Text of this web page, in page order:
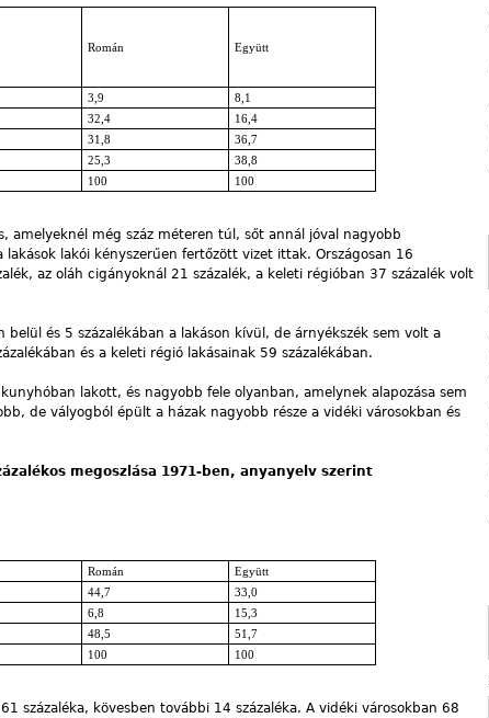
Román Együtt
3,9
8,1
32,4
16,4
31,8
36,7
25,3
38,8
100 100
amelyeknél még száz méteren túl, sőt annál jóval nagyobb
lakói kényszerűen fertőzött vizet ittak. Országosan 16
az oláh cigányoknál 21 százalék, a keleti régióban 37 százalék volt
belül és 5 százalékában a lakáson kívül, de árnyékszék sem volt a
és a keleti régió lakásainak 59 százalékában.
lakott, és nagyobb fele olyanban, amelynek alapozása sem
de vályogból épült a házak nagyobb része a vidéki városokban és
megoszlása 1971-ben, anyanyelv szerint
Román
Együtt
44,7
33,0
6,8
15,3
48,5
51,7
100 100
százaléka, kövesben további 14 százaléka. A vidéki városokban 68